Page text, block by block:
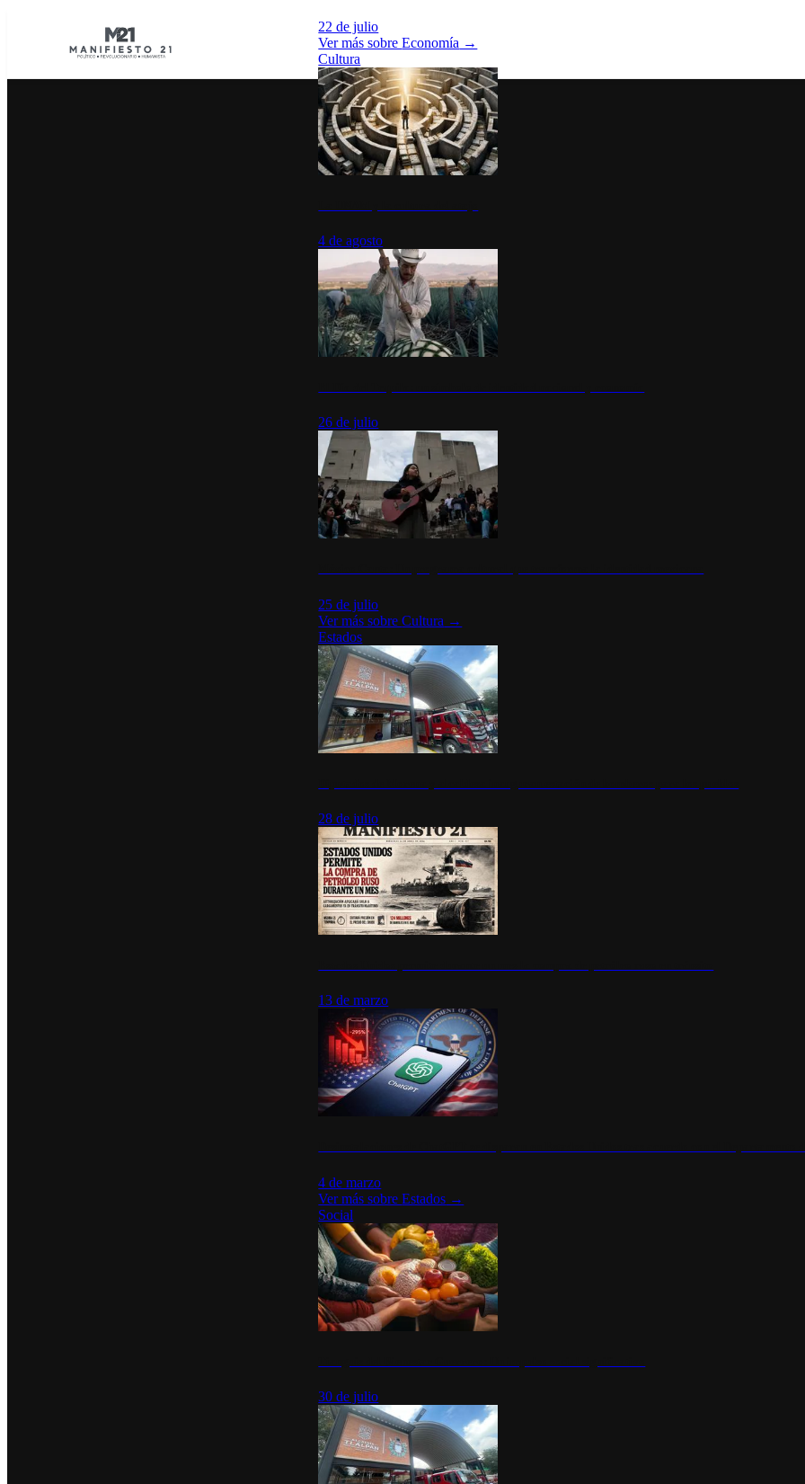
22 de julio
Ver más sobreEconomía →
Cultura
4 de agosto
26 de julio
25 de julio
Ver más sobreCultura →
Estados
28 de julio
13 de marzo
4 de marzo
Ver más sobreEstados →
Social
30 de julio